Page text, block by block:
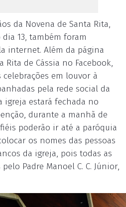
da Novena de Santa Rita,
13, também foram
internet. Além da página
Rita de Cássia no Facebook,
em louvor à
pela rede social da
igreja estará fechada no
durante a manhã de
poderão ir até a paróquia
os nomes das pessoas
da igreja, pois todas as
Padre Manoel C. C. Júnior,